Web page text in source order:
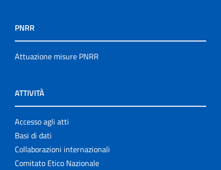
PNRR
Attuazione misure PNRR
ATTIVITÀ
Accesso agli atti
Basi di dati
Collaborazioni internazionali
Comitato Etico Nazionale